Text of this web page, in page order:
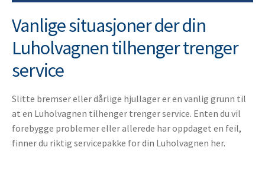
Vanlige situasjoner der din
Luholvagnen tilhenger trenger
service
Slitte bremser eller dårlige hjullager er en vanlig grunn til
at en Luholvagnen tilhenger trenger service. Enten du vil
forebygge problemer eller allerede har oppdaget en feil,
finner du riktig servicepakke for din Luholvagnen her.